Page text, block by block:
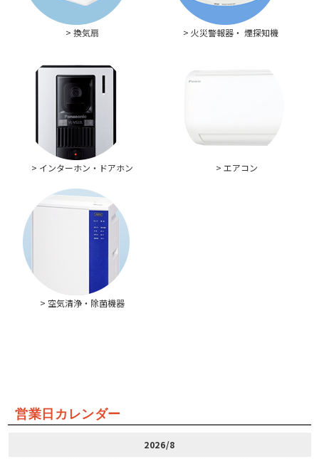
> 換気扇 > 火災警報器・ 煙探知機
> インターホン・ドアホン > エアコン
> 空気清浄・除菌機器
営業日カレンダー
2026/8